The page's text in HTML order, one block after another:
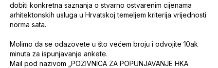
dobiti konkretna saznanja o stvarno ostvarenim cijenama
arhitektonskih usluga u Hrvatskoj temeljem kriterija vrijednosti
norma sata.
Molimo da se odazovete u što većem broju i odvojite 10ak
minuta za ispunjavanje ankete.
Mail pod nazivom „POZIVNICA ZA POPUNJAVANJE HKA